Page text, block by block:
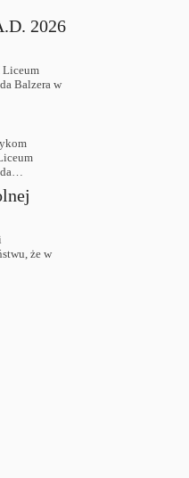
2026
Liceum
Balzera w
że w